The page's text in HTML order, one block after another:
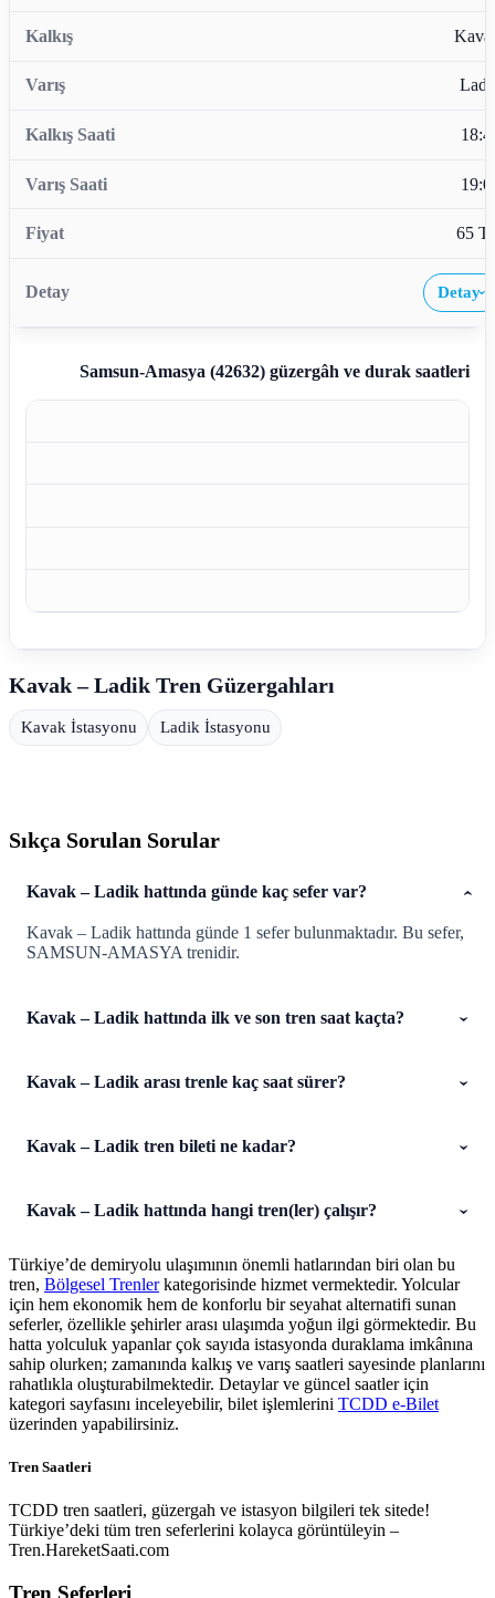
65
Detay›
Samsun-Amasya (42632)güzergâh ve durak saatleri
Kavak – Ladik Tren Güzergahları
Kavak İstasyonu Ladik İstasyonu
Sıkça Sorulan Sorular
Kavak – Ladik hattında günde kaç sefer var?
Kavak – Ladik hattında günde 1 sefer bulunmaktadır. Bu sefer,
SAMSUN-AMASYA trenidir.
Kavak – Ladik hattında ilk ve son tren saat kaçta?
Kavak – Ladik arası trenle kaç saat sürer?
Kavak – Ladik tren bileti ne kadar?
Kavak – Ladik hattında hangi tren(ler) çalışır?
Türkiye’de demiryolu ulaşımının önemli hatlarından biri olan bu
tren, Bölgesel Trenlerkategorisinde hizmet vermektedir. Yolcular
için hem ekonomik hem de konforlu bir seyahat alternatifi sunan
seferler, özellikle şehirler arası ulaşımda yoğun ilgi görmektedir. Bu
hatta yolculuk yapanlar çok sayıda istasyonda duraklama imkânına
sahip olurken; zamanında kalkış ve varış saatleri sayesinde planlarını
rahatlıkla oluşturabilmektedir. Detaylar ve güncel saatler için
kategori sayfasını inceleyebilir, bilet işlemlerini TCDD e-Bilet
üzerinden yapabilirsiniz.
Tren Saatleri
TCDD tren saatleri, güzergah ve istasyon bilgileri tek sitede!
Türkiye’deki tüm tren seferlerini kolayca görüntüleyin –
Tren.HareketSaati.com
Tren Seferleri